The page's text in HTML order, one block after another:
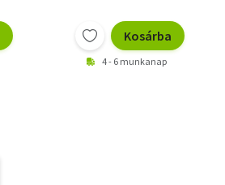
Kosárba
4 - 6 munkanap